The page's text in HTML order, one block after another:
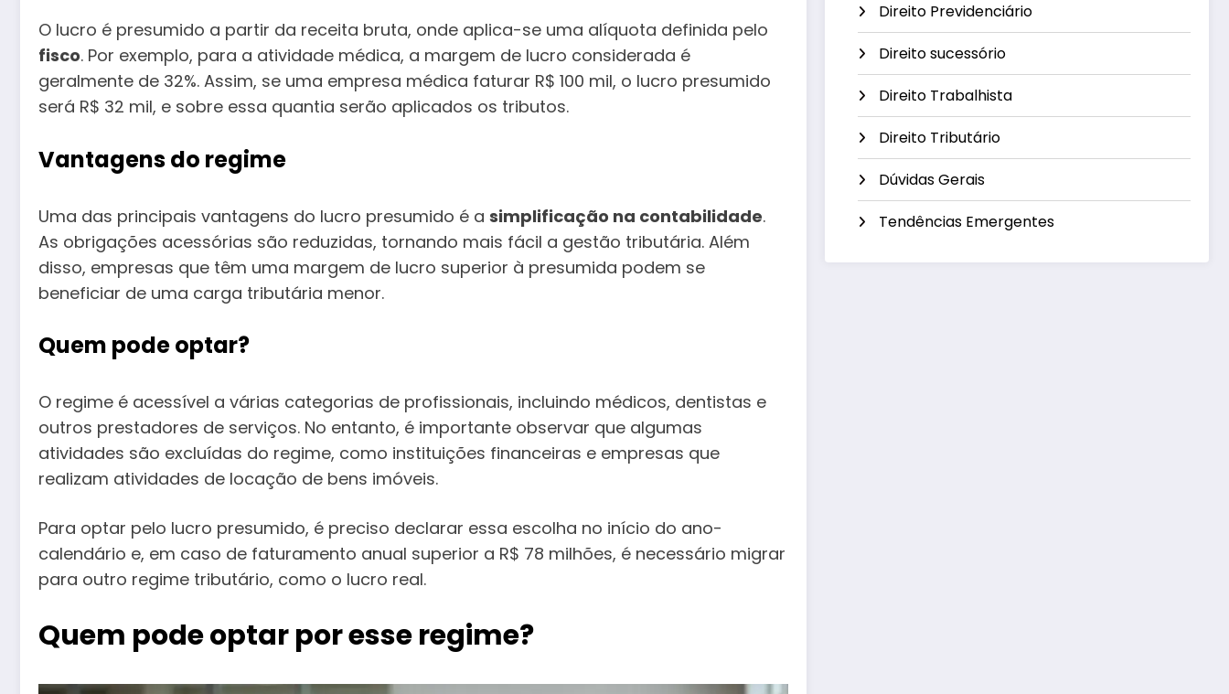
O lucro é presumido a partir da receita bruta, onde aplica-se uma alíquota definida pelo
fisco. Por exemplo, para a atividade médica, a margem de lucro considerada é
geralmente de 32%. Assim, se uma empresa médica faturar R$ 100 mil, o lucro presumido
será R$ 32 mil, e sobre essa quantia serão aplicados os tributos.
Vantagens do regime
Uma das principais vantagens do lucro presumido é a simplificação na contabilidade.
As obrigações acessórias são reduzidas, tornando mais fácil a gestão tributária. Além
disso, empresas que têm uma margem de lucro superior à presumida podem se
beneficiar de uma carga tributária menor.
Quem pode optar?
O regime é acessível a várias categorias de profissionais, incluindo médicos, dentistas e
outros prestadores de serviços. No entanto, é importante observar que algumas
atividades são excluídas do regime, como instituições financeiras e empresas que
realizam atividades de locação de bens imóveis.
Para optar pelo lucro presumido, é preciso declarar essa escolha no início do ano-
calendário e, em caso de faturamento anual superior a R$ 78 milhões, é necessário migrar
para outro regime tributário, como o lucro real.
Quem pode optar por esse regime?
Direito Previdenciário
Direito sucessório
Direito Trabalhista
Direito Tributário
Dúvidas Gerais
Tendências Emergentes